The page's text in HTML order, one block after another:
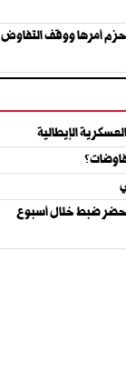
حزم أمرها ووقف التفاوض
الإيطالية
الاقتصاد: 59 شكوى و13 محضر ضبط خلال أسبوع